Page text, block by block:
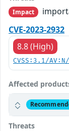
Impact
CVE-2023-2932
8.8 (High)
CVSS:3.1/
Affected
Threats